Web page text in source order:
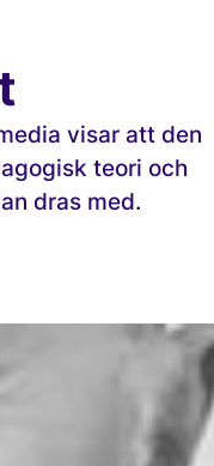
visar att den
teori och
dras med.